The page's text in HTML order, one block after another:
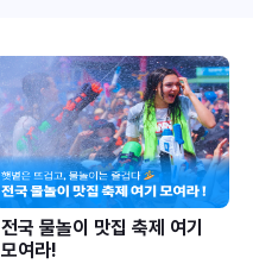
전국 물놀이 맛집 축제 여기
모여라!